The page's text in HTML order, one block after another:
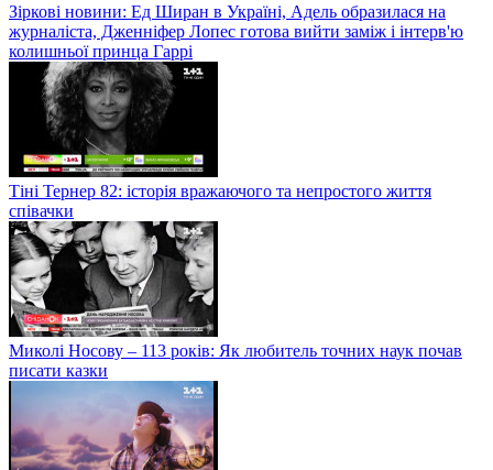
Зіркові новини: Ед Ширан в Україні, Адель образилася на
журналіста, Дженніфер Лопес готова вийти заміж і інтерв'ю
колишньої принца Гаррі
Тіні Тернер 82: історія вражаючого та непростого життя
співачки
Миколі Носову – 113 років: Як любитель точних наук почав
писати казки